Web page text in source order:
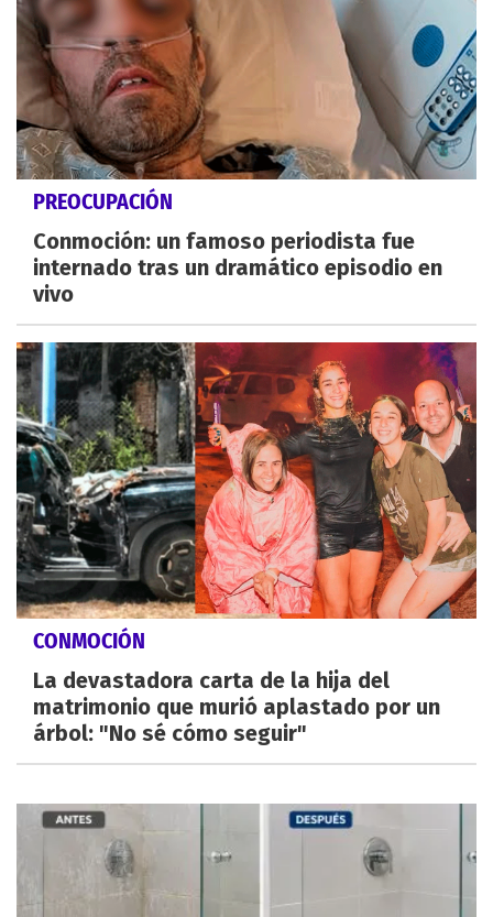
PREOCUPACIÓN
Conmoción: un famoso periodista fue
internado tras un dramático episodio en
vivo
CONMOCIÓN
La devastadora carta de la hija del
matrimonio que murió aplastado por un
árbol: "No sé cómo seguir"